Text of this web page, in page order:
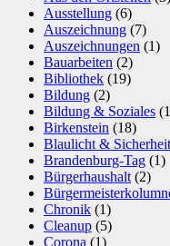
Ausstellung (6)
Auszeichnung (7)
Auszeichnungen (1)
Bauarbeiten (2)
Bibliothek (19)
Bildung (2)
Bildung & Soziales
Birkenstein (18)
Blaulicht & Sicherheit
Brandenburg-Tag (1)
Bürgerhaushalt (2)
Chronik (1)
Cleanup (5)
Corona (1)